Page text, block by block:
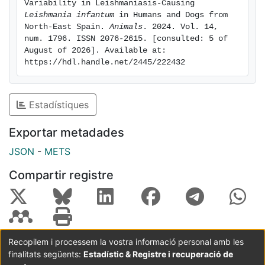
whereas the other RFLP genotypes were associated
with single SNP genotypes. These kDNA genotyping
methods revealed significant intraspecific genetic
diversity in L. infantum, demonstrating their suitability
for fingerprinting and strain monitoring.
Keywords: Leishmania infantum; RFLP; SNP; genotype;
intraspecific; kDNA.
Leishmania infantum in Humans and Dogs from
North-East Spain. Animals . 2024. Vol. 14,
num. 1796. ISSN 2076-2615. [consulted: 5 of
August of 2026]. Available at:
https://hdl.handle.net/2445/222432
Estadístiques
Exportar metadades
JSON - METS
Compartir registre
Coordinació:CRAI UB Avís legal
Metadades
Recopilem i processem la vostra informació personal amb les
finalitats següents: Estadístic & Registre i recuperació de